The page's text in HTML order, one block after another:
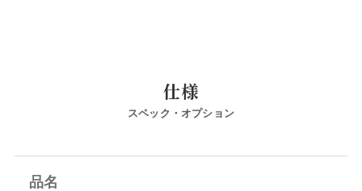
仕様
スペック・オプション
品名